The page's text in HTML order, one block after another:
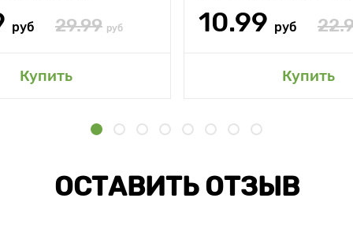
руб 29.99 руб
Купить
10.99 руб
Купить
ОСТАВИТЬ ОТЗЫВ